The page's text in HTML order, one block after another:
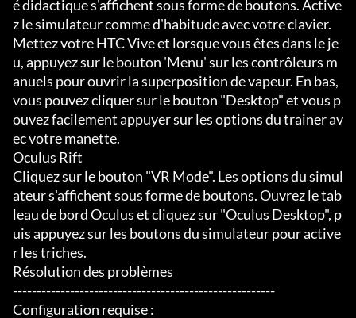
é didactique s'affichent sous forme de boutons. Active
z le simulateur comme d'habitude avec votre clavier.
Mettez votre HTC Vive et lorsque vous êtes dans le je
u, appuyez sur le bouton 'Menu' sur les contrôleurs m
anuels pour ouvrir la superposition de vapeur. En bas,
vous pouvez cliquer sur le bouton "Desktop" et vous p
ouvez facilement appuyer sur les options du trainer av
ec votre manette.
Oculus Rift
Cliquez sur le bouton "VR Mode". Les options du simul
ateur s'affichent sous forme de boutons. Ouvrez le tab
leau de bord Oculus et cliquez sur "Oculus Desktop", p
uis appuyez sur les boutons du simulateur pour active
r les triches.
Résolution des problèmes
-------------------------------------------------------
Configuration requise :